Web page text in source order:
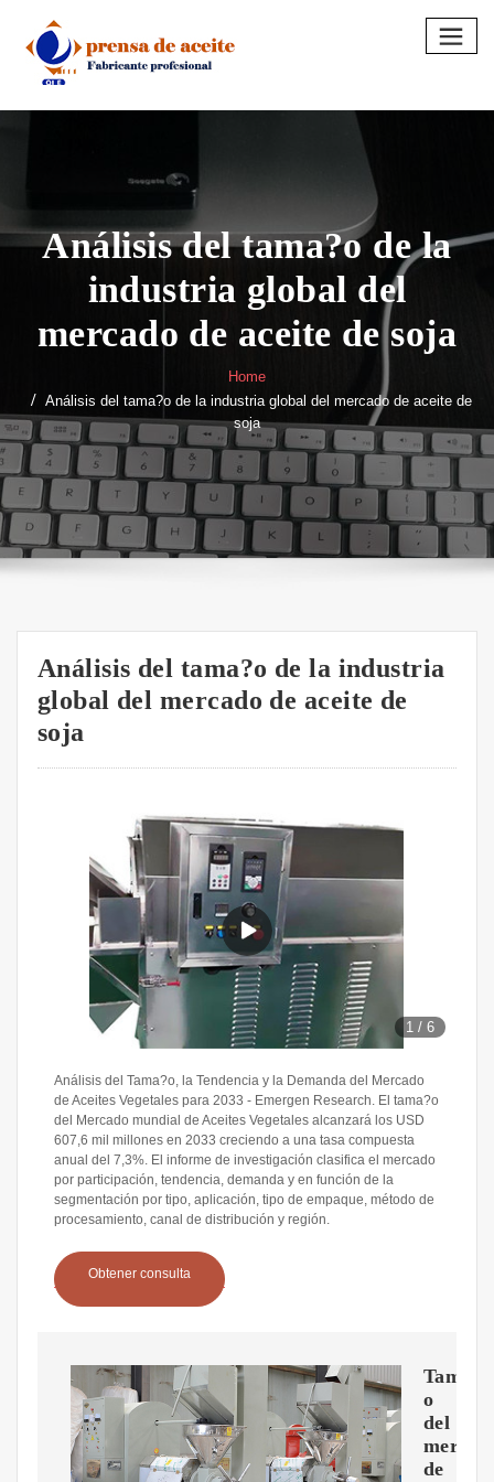
content
Análisis del tama?o de la
industria global del
mercado de aceite de soja
Home
Análisis del tama?o de la industria global del mercado de aceite de
soja
Análisis del tama?o de la industria
global del mercado de aceite de
soja
1 /6
Análisis del Tama?o, la Tendencia y la Demanda del Mercado
de Aceites Vegetales para 2033 - Emergen Research. El tama?o
del Mercado mundial de Aceites Vegetales alcanzará los USD
607,6 mil millones en 2033 creciendo a una tasa compuesta
anual del 7,3%. El informe de investigación clasifica el mercado
por participación, tendencia, demanda y en función de la
segmentación por tipo, aplicación, tipo de empaque, método de
procesamiento, canal de distribución y región.
Obtener consulta
Tama?
o
del
de